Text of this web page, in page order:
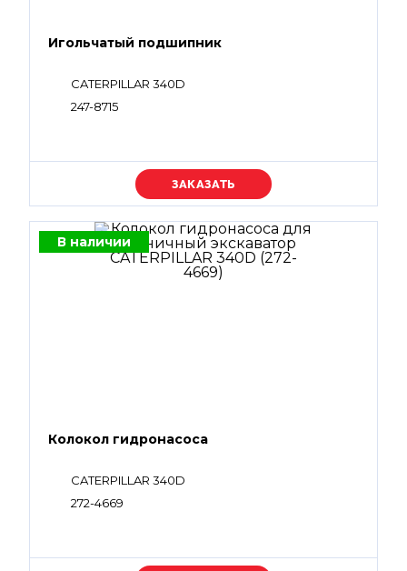
Игольчатый подшипник
CATERPILLAR 340D
247-8715
Уточняйте цену
В наличии
Колокол гидронасоса
CATERPILLAR 340D
272-4669